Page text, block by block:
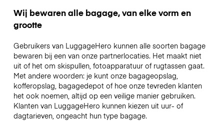
Wij bewaren alle bagage, van elke vorm en
grootte
Gebruikers van LuggageHero kunnen alle soorten bagage
bewaren bij een van onze partnerlocaties. Het maakt niet
uit of het om skispullen, fotoapparatuur of rugtassen gaat.
Met andere woorden: je kunt onze bagageopslag,
kofferopslag, bagagedepot of hoe onze tevreden klanten
het ook noemen, altijd op een veilige manier gebruiken.
Klanten van LuggageHero kunnen kiezen uit uur- of
dagtarieven, ongeacht hun type bagage.